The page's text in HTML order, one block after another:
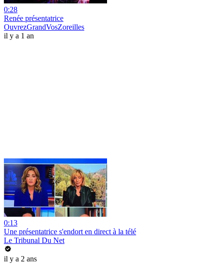
0:28
Renée présentatrice
OuvrezGrandVosZoreilles
il y a 1 an
0:13
Une présentatrice s'endort en direct à la télé
Le Tribunal Du Net
il y a 2 ans